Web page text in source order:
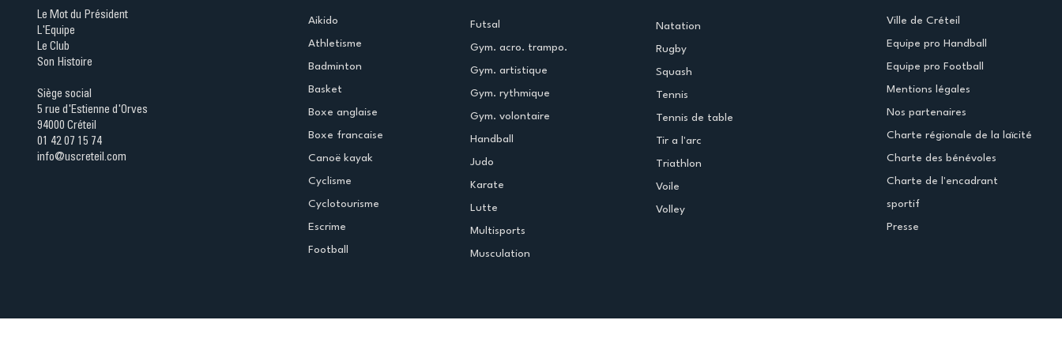
Le Mot du Président
L'Equipe
Le Club
Son Histoire
Siège social
5 rue d'Estienne d'Orves
94000 Créteil
01 42 07 15 74
info@uscreteil.com
Aikido
Athletisme
Badminton
Basket
Boxe anglaise
Boxe francaise
Canoë kayak
Cyclisme
Cyclotourisme
Escrime
Football
Futsal
Gym. acro. trampo.
Gym. artistique
Gym. rythmique
Gym. volontaire
Handball
Judo
Karate
Lutte
Multisports
Musculation
Natation
Rugby
Squash
Tennis
Tennis de table
Tir a l'arc
Triathlon
Voile
Volley
Ville de Créteil
Equipe pro Handball
Equipe pro Football
Mentions légales
Nos partenaires
Charte régionale de la laïcité
Charte des bénévoles
Charte de l'encadrant
sportif
Presse